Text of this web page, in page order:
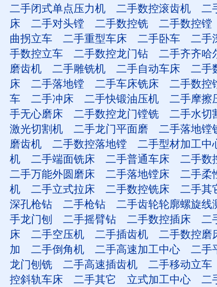
二手闭式单点压力机
二手数控滚齿机
二
床
二手对头镗 二手数控铣
二手数控镗
曲拐立车
二手重型车床 二手卧车
二手
手数控立车
二手数控龙门钻
二手齐齐哈
磨齿机
二手雕铣机 二手自动车床
二手
床
二手落地镗 二手车床铣床
二手数控
车
二手冲床 二手快锻油压机
二手摩擦
手无心磨床
二手数控龙门镗铣
二手水切
激光切割机
二手龙门平面磨
二手落地镗
磨齿机
二手数控落地镗
二手型材加工中
机
二手端面铣床 二手普通车床
二手数
二手万能外圆磨床
二手落地镗床
二手柔
机
二手立式拉床 二手数控铣床
二手其
深孔枪钻
二手枪钻
二手齿轮轮廓螺旋线
手龙门刨
二手摇臂钻 二手数控插床
二
床
二手空压机 二手插齿机
二手数控磨
加
二手倒角机 二手高速加工中心
二手
龙门刨铣
二手高速插齿机
二手移动立车
控斜轨车床
二手其它 立式加工中心
二